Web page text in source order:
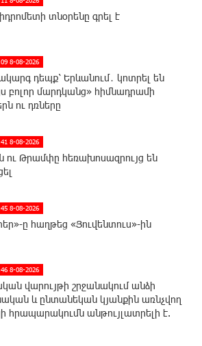
տնօրենը գրել է
8-08-2026
դեպք՝ Երևանում․ կոտրել են
բոլոր մարդկանց» հիմնադրամի
ու դռները
8-08-2026
ու Թրամփը հեռախոսազրույց են
8-08-2026
ը հաղթեց «Յուվենտուս»-ին
8-08-2026
վարույթի շրջանակում անձի
և ընտանեկան կյանքին առնչվող
հրապարակումն անթույլատրելի է.